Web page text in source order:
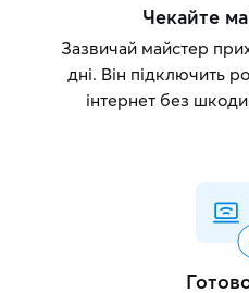
Чекайте
Зазвичай майстер
дні. Він підключить
інтернет без